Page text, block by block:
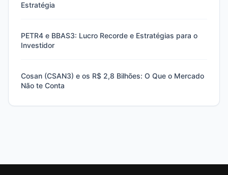
Estratégia
PETR4 e BBAS3: Lucro Recorde e Estratégias para o
Investidor
Cosan (CSAN3) e os R$ 2,8 Bilhões: O Que o Mercado
Não te Conta